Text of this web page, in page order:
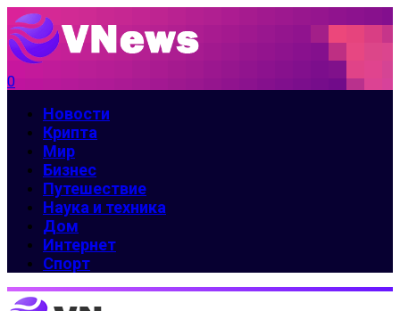
0
Новости
Крипта
Мир
Бизнес
Путешествие
Наука и техника
Дом
Интернет
Спорт